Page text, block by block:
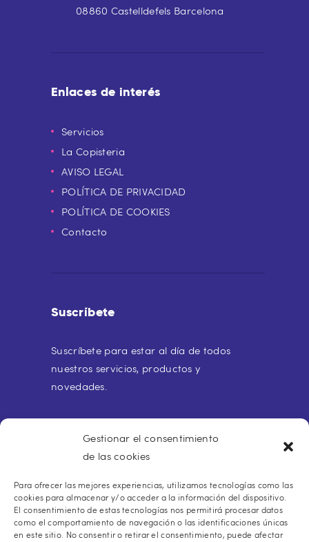
Gestionar el consentimiento
de las cookies
Para ofrecer las mejores experiencias, utilizamos tecnologías como las
cookies para almacenar y/o acceder a la información del dispositivo.
El consentimiento de estas tecnologías nos permitirá procesar datos
como el comportamiento de navegación o las identificaciones únicas
en este sitio. No consentir o retirar el consentimiento, puede afectar
08860 Castelldefels Barcelona
Enlaces de interés
Servicios
La Copisteria
AVISO LEGAL
POLÍTICA DE PRIVACIDAD
POLÍTICA DE COOKIES
Contacto
Suscríbete
Suscríbete para estar al día de todos
nuestros servicios, productos y
novedades.
Buscar: